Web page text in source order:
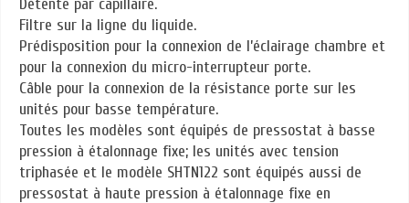
Détente par capillaire.
Filtre sur la ligne du liquide.
Prédisposition pour la connexion de l’éclairage chambre et
pour la connexion du micro-interrupteur porte.
Câble pour la connexion de la résistance porte sur les
unités pour basse température.
Toutes les modèles sont équipés de pressostat à basse
pression à étalonnage fixe; les unités avec tension
triphasée et le modèle SHTN122 sont équipés aussi de
pressostat à haute pression à étalonnage fixe en